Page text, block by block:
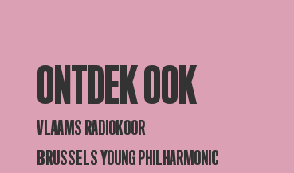
ONTDEK OOK
VLAAMS RADIOKOOR
BRUSSELS YOUNG PHILHARMONIC